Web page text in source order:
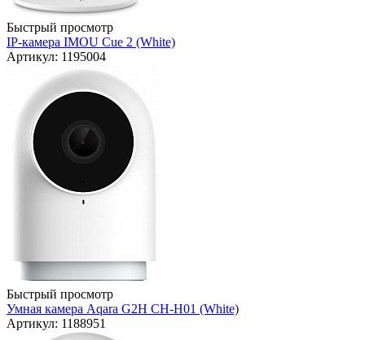
Быстрый просмотр
IP-камера IMOU Cue 2 (White)
Артикул: 1195004
Быстрый просмотр
Умная камера Aqara G2H CH-H01 (White)
Артикул: 1188951